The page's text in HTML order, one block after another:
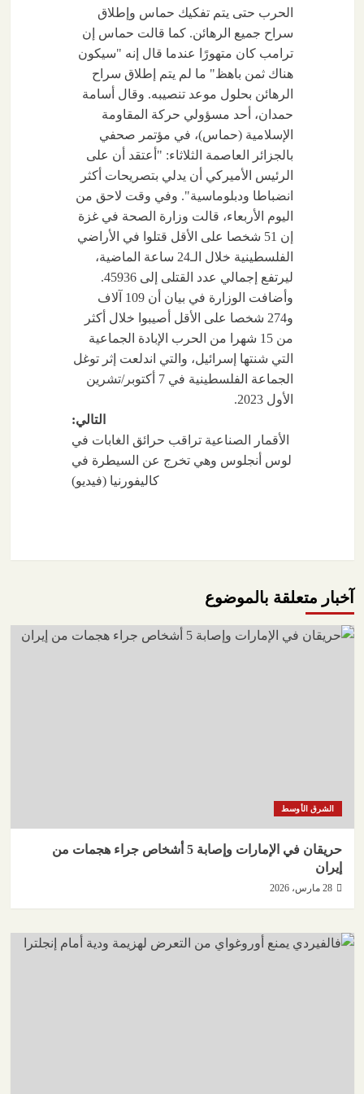
الحرب حتى يتم تفكيك حماس وإطلاق
سراح جميع الرهائن. كما قالت حماس إن
ترامب كان متهورًا عندما قال إنه "سيكون
هناك ثمن باهظ" ما لم يتم إطلاق سراح
الرهائن بحلول موعد تنصيبه. وقال أسامة
حمدان، أحد مسؤولي حركة المقاومة
الإسلامية (حماس)، في مؤتمر صحفي
بالجزائر العاصمة الثلاثاء: "أعتقد أن على
الرئيس الأميركي أن يدلي بتصريحات أكثر
انضباطا ودبلوماسية". وفي وقت لاحق من
اليوم الأربعاء، قالت وزارة الصحة في غزة
إن 51 شخصا على الأقل قتلوا في الأراضي
الفلسطينية خلال الـ24 ساعة الماضية،
ليرتفع إجمالي عدد القتلى إلى 45936.
وأضافت الوزارة في بيان أن 109 آلاف
و274 شخصا على الأقل أصيبوا خلال أكثر
من 15 شهرا من الحرب الإبادة الجماعية
التي شنتها إسرائيل، والتي اندلعت إثر توغل
الجماعة الفلسطينية في 7 أكتوبر/تشرين
الأول 2023.
التالي:
الأقمار الصناعية تراقب حرائق الغابات في
لوس أنجلوس وهي تخرج عن السيطرة في
كاليفورنيا (فيديو)
آخبار متعلقة بالموضوع
الشرق الأوسط
حريقان في الإمارات وإصابة 5 أشخاص جراء هجمات من
إيران
28 مارس، 2026